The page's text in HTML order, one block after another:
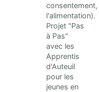
consentement,
l'alimentation).
Projet "Pas
à Pas"
avec les
Apprentis
d'Auteuil
pour les
jeunes en